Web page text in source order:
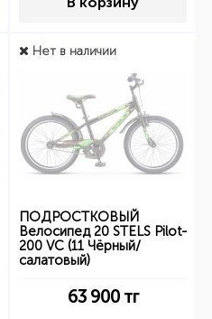
Нет в наличии
ПОДРОСТКОВЫЙ
Велосипед 20 STELS Pilot-
200 VC (11 Чёрный/
салатовый)
63 900тг